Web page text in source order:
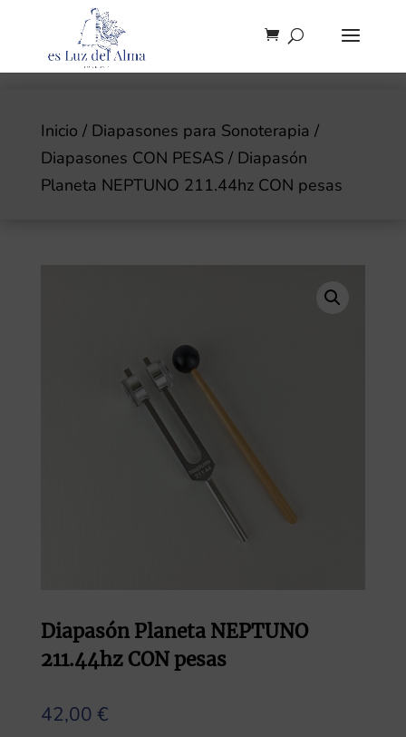
Inicio / Diapasones para Sonoterapia /
Diapasones CON PESAS / Diapasón
Planeta NEPTUNO 211.44hz CON pesas
Diapasón Planeta NEPTUNO
211.44hz CON pesas
42,00 €